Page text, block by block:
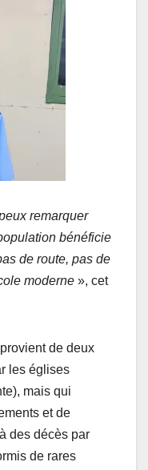
remarquer
bénéficie
de route, pas de
moderne », cet
de deux
les églises
mais qui
et de
des décès par
de rares